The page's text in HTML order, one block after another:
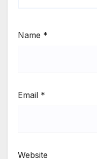
Name *
Email *
Website